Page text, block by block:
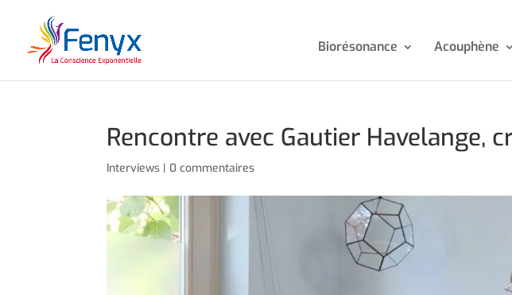
Biorésonance Acouphène
Rencontre avec Gautier Havelange,
Interviews | 0 commentaires